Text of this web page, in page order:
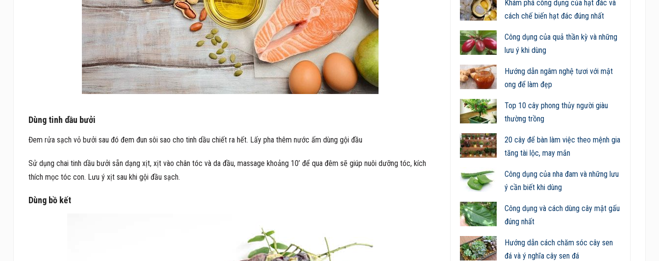
Dùng tinh dầu bưởi
Đem rửa sạch vỏ bưởi sau đó đem đun sôi sao cho tinh dầu chiết ra hết. Lấy pha thêm nước ấm dùng gội đầu
Sử dụng chai tinh dầu bưởi sẵn dạng xịt, xịt vào chân tóc và da đầu, massage khoảng 10’ để qua đêm sẽ giúp nuôi dưỡng tóc, kích
thích mọc tóc con. Lưu ý xịt sau khi gội đầu sạch.
Dùng bồ kết
Khám phá công dụng của hạt đác và
cách chế biến hạt đác đúng nhất
Công dụng của quả thần kỳ và những
lưu ý khi dùng
Hướng dẫn ngâm nghệ tươi với mật
ong để làm đẹp
Top 10 cây phong thủy người giàu
thường trồng
20 cây để bàn làm việc theo mệnh gia
tăng tài lộc, may mắn
Công dụng của nha đam và những lưu
ý cần biết khi dùng
Công dụng và cách dùng cây mật gấu
đúng nhất
Hướng dẫn cách chăm sóc cây sen
đá và ý nghĩa cây sen đá